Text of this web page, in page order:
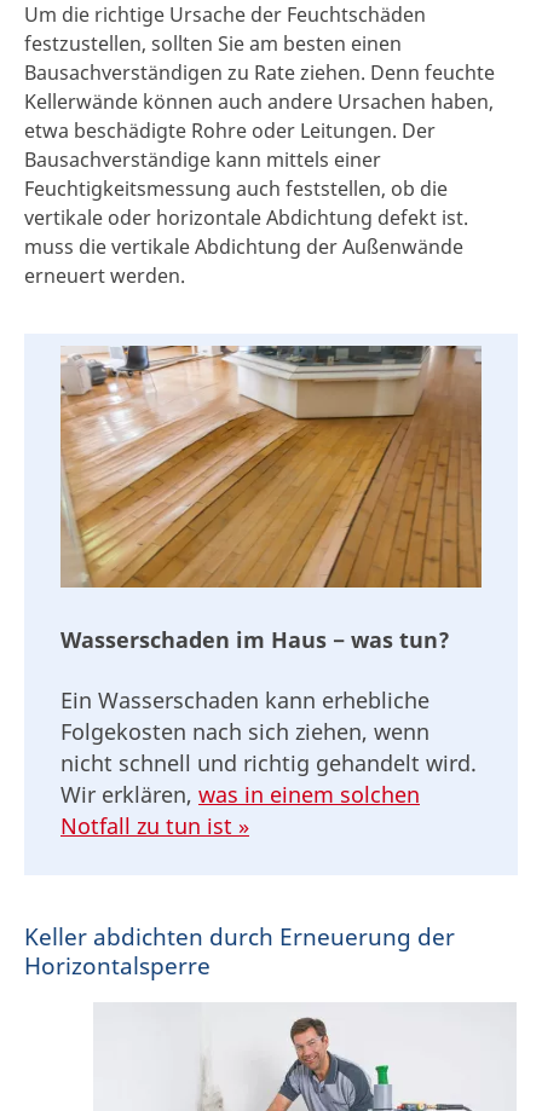
Um die richtige Ursache der Feuchtschäden
festzustellen, sollten Sie am besten einen
Bausachverständigen zu Rate ziehen. Denn feuchte
Kellerwände können auch andere Ursachen haben,
etwa beschädigte Rohre oder Leitungen. Der
Bausachverständige kann mittels einer
Feuchtigkeitsmessung auch feststellen, ob die
vertikale oder horizontale Abdichtung defekt ist.
muss die vertikale Abdichtung der Außenwände
erneuert werden.
Wasserschaden im Haus − was tun?
Ein Wasserschaden kann erhebliche
Folgekosten nach sich ziehen, wenn
nicht schnell und richtig gehandelt wird.
Wir erklären, was in einem solchen
Notfall zu tun ist »
Keller abdichten durch Erneuerung der
Horizontalsperre